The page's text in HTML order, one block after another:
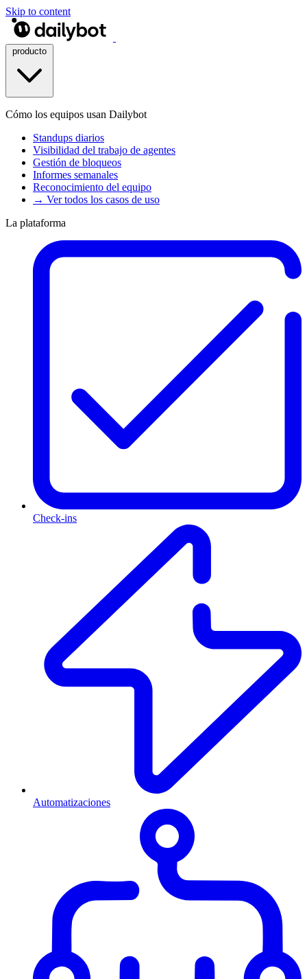
Skip to content
Cómo los equipos usan Dailybot
Standups diarios
Visibilidad del trabajo de agentes
Gestión de bloqueos
Informes semanales
Reconocimiento del equipo
→ Ver todos los casos de uso
La plataforma
Check-ins
Automatizaciones